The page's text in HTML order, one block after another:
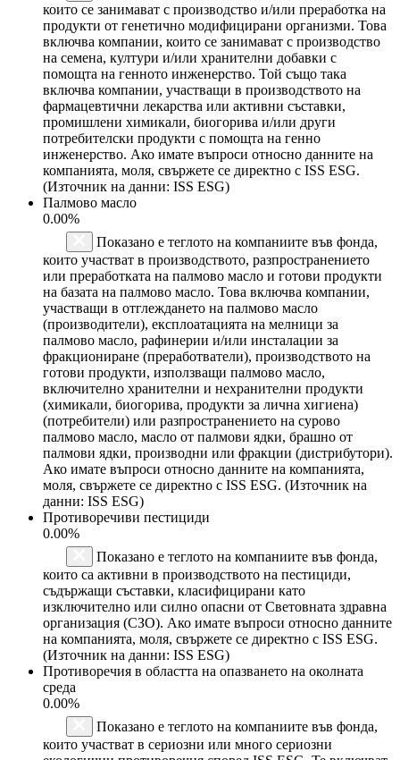
които се занимават с производство и/или преработка на
продукти от генетично модифицирани организми. Това
включва компании, които се занимават с производство
на семена, култури и/или хранителни добавки с
помощта на генното инженерство. Той също така
включва компании, участващи в производството на
фармацевтични лекарства или активни съставки,
промишлени химикали, биогорива и/или други
потребителски продукти с помощта на генно
инженерство. Ако имате въпроси относно данните на
компанията, моля, свържете се директно с ISS ESG.
(Източник на данни: ISS ESG)
Палмово масло
0.00%
Показано е теглото на компаниите във фонда,
които участват в производството, разпространението
или преработката на палмово масло и готови продукти
на базата на палмово масло. Това включва компании,
участващи в отглеждането на палмово масло
(производители), експлоатацията на мелници за
палмово масло, рафинерии и/или инсталации за
фракциониране (преработватели), производството на
готови продукти, използващи палмово масло,
включително хранителни и нехранителни продукти
(химикали, биогорива, продукти за лична хигиена)
(потребители) или разпространението на сурово
палмово масло, масло от палмови ядки, брашно от
палмови ядки, производни или фракции (дистрибутори).
Ако имате въпроси относно данните на компанията,
моля, свържете се директно с ISS ESG. (Източник на
данни: ISS ESG)
Противоречиви пестициди
0.00%
Показано е теглото на компаниите във фонда,
които са активни в производството на пестициди,
съдържащи съставки, класифицирани като
изключително или силно опасни от Световната здравна
организация (СЗО). Ако имате въпроси относно данните
на компанията, моля, свържете се директно с ISS ESG.
(Източник на данни: ISS ESG)
Противоречия в областта на опазването на околната
среда
0.00%
Показано е теглото на компаниите във фонда,
които участват в сериозни или много сериозни